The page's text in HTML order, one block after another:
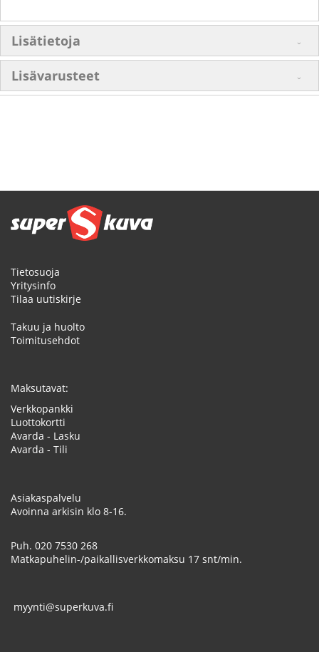
Lisätietoja
Lisävarusteet
Tietosuoja
Yritysinfo
Tilaa uutiskirje
Takuu ja huolto
Toimitusehdot
Maksutavat:
Verkkopankki
Luottokortti
Avarda - Lasku
Avarda - Tili
Asiakaspalvelu
Avoinna arkisin klo 8-16.
Puh. 020 7530 268
Matkapuhelin-/paikallisverkkomaksu 17 snt/min.
myynti@superkuva.fi